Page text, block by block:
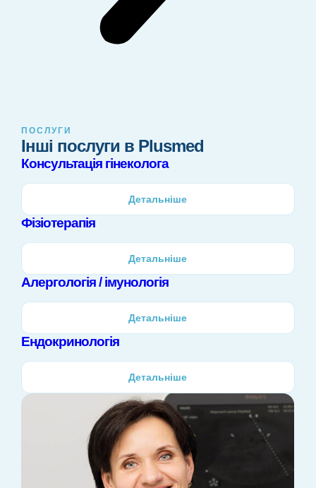
ПОСЛУГИ
Інші послуги в Plusmed
Консультація гінеколога
Детальніше
Фізіотерапія
Детальніше
Алергологія / імунологія
Детальніше
Ендокринологія
Детальніше